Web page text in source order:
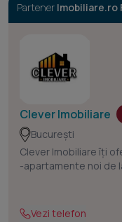
Partener Imobiliare.ro
Clever Imobiliare
București
Clever Imobiliare îți
-apartamente noi de
Vezi telefon